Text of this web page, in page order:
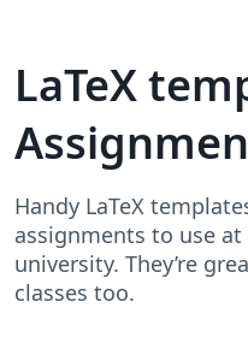
LaTeX
Handy LaTeX
assignments to use
university. They’re
classes too.